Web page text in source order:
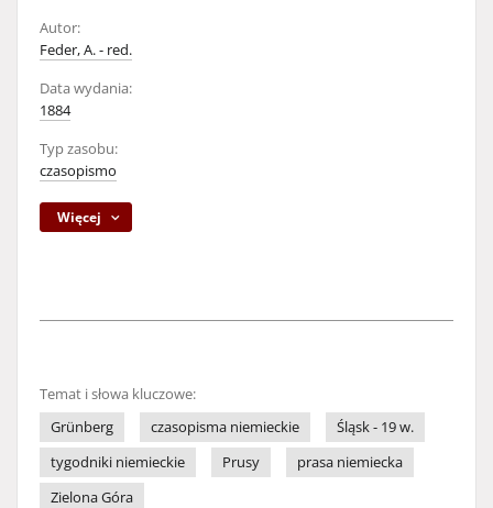
Autor:
Feder, A. - red.
Data wydania:
1884
Typ zasobu:
czasopismo
Więcej
Temat i słowa kluczowe:
Grünberg
czasopisma niemieckie
Śląsk - 19 w.
tygodniki niemieckie
Prusy
prasa niemiecka
Zielona Góra